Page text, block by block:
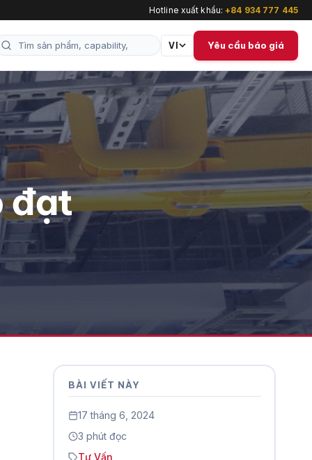
Hotline xuất khẩu:+84 934 777 445
VI Yêu cầu báo giá
đạt
BÀI VIẾT NÀY
17 tháng 6, 2024
3 phút đọc
Tư Vấn